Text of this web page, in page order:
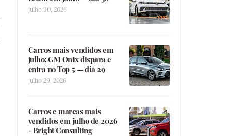
julho 30, 2026
Carros mais vendidos em
julho: GM Onix dispara e
entra no Top 5 — dia 29
julho 29, 2026
Carros e marcas mais
vendidos em julho de 2026
- Bright Consulting